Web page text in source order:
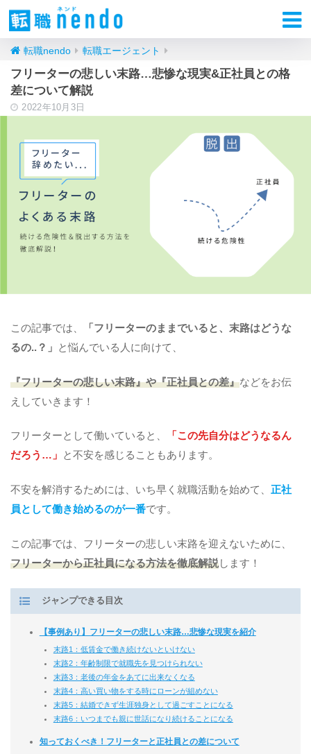
転職nendo 転職エージェント
フリーターの悲しい末路…悲惨な現実&正社員との格
差について解説
2022年10月3日
この記事では、
「フリーターのままでいると、末路はどうな
るの..？」
と悩んでいる人に向けて、
『フリーターの悲しい末路』や『正社員との差』などをお伝
えしていきます！
フリーターとして働いていると、
「この先自分はどうなるん
だろう…」
と不安を感じることもあります。
不安を解消するためには、いち早く就職活動を始めて、 正社
員として働き始めるのが一番です。
この記事では、フリーターの悲しい末路を迎えないために、
フリーターから正社員になる方法を徹底解説します！
ジャンプできる目次
【事例あり】フリーターの悲しい末路…悲惨な現実を紹介
末路1：低賃金で働き続けないといけない
末路2：年齢制限で就職先を見つけられない
末路3：老後の年金をあてに出来なくなる
末路4：高い買い物をする時にローンが組めない
末路5：結婚できず生涯独身として過ごすことになる
末路6：いつまでも親に世話になり続けることになる
知っておくべき！フリーターと正社員との差について